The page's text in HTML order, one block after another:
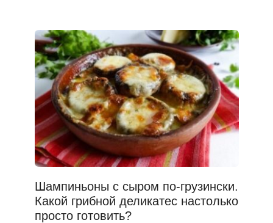
Шампиньоны с сыром по-грузински.
Какой грибной деликатес настолько
просто готовить?